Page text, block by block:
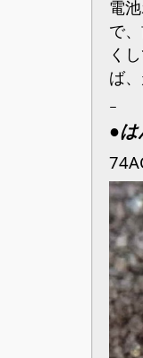
電
で
く
ば
ｰ
●は